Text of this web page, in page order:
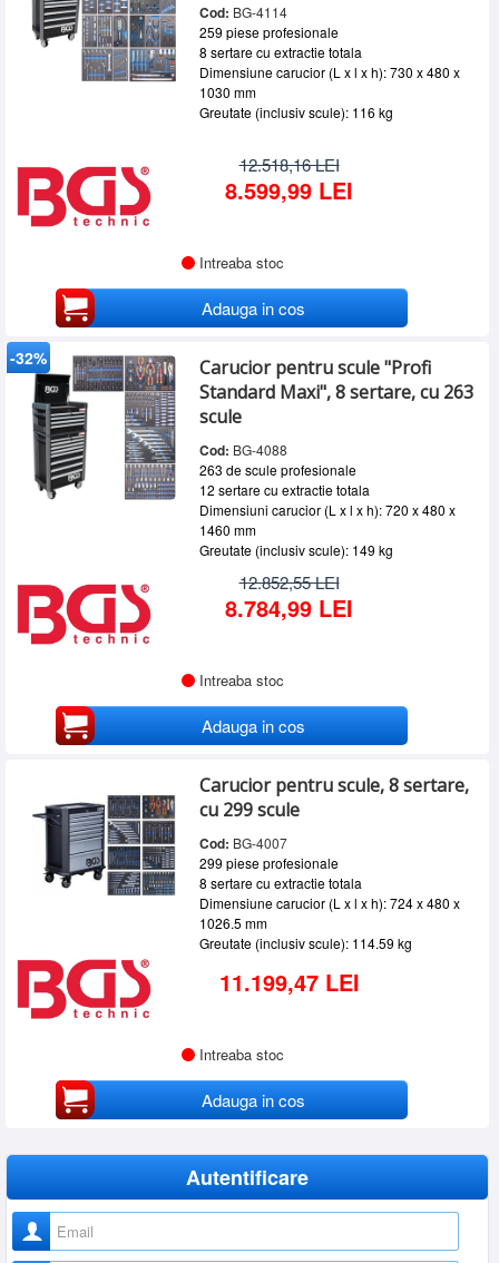
Cod: BG-4114
259 piese profesionale
8 sertare cu extractie totala
Dimensiune carucior (L x l x h): 730 x 480 x
1030 mm
Greutate (inclusiv scule): 116 kg
12.518,16 LEI
8.599,99 LEI
Intreaba stoc
Adauga in cos
-32%
Carucior pentru scule "Profi
Standard Maxi", 8 sertare, cu 263
scule
Cod: BG-4088
263 de scule profesionale
12 sertare cu extractie totala
Dimensiuni carucior (L x l x h): 720 x 480 x
1460 mm
Greutate (inclusiv scule): 149 kg
12.852,55 LEI
8.784,99 LEI
Intreaba stoc
Adauga in cos
Carucior pentru scule, 8 sertare,
cu 299 scule
Cod: BG-4007
299 piese profesionale
8 sertare cu extractie totala
Dimensiune carucior (L x l x h): 724 x 480 x
1026.5 mm
Greutate (inclusiv scule): 114.59 kg
11.199,47 LEI
Intreaba stoc
Adauga in cos
Autentificare
Nume utilizator